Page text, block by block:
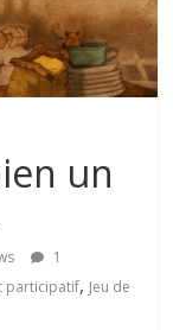
un
1
participatif, Jeu de